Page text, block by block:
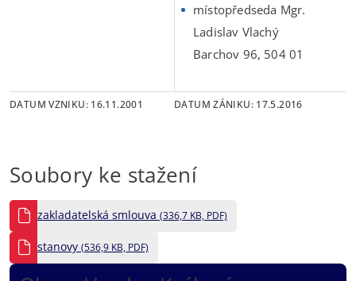
místopředseda Mgr.
Ladislav Vlachý
Barchov 96, 504 01
DATUM VZNIKU: 16.11.2001 DATUM ZÁNIKU: 17.5.2016
Soubory ke stažení
zakladatelská smlouva (336,7 KB, PDF)
stanovy (536,9 KB, PDF)